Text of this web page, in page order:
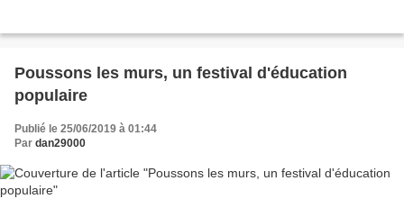
Poussons les murs, un festival d'éducation
populaire
Publié le 25/06/2019 à 01:44
Par dan29000